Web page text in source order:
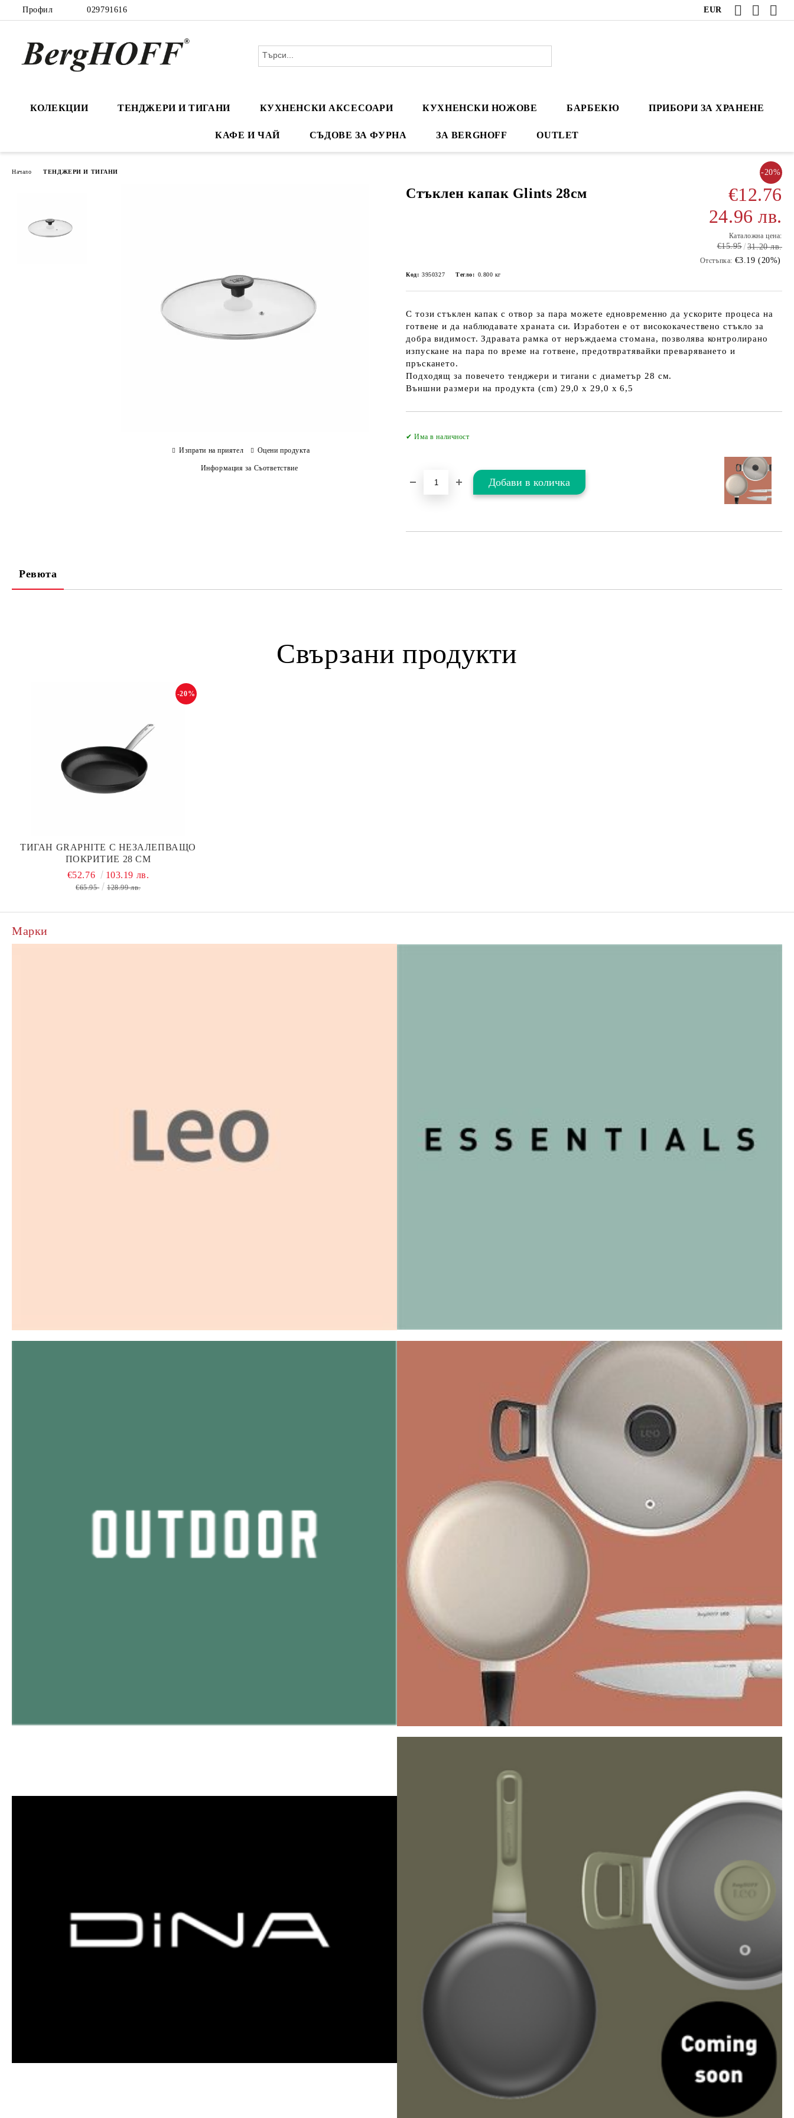
Профил 029791616 EUR
КОЛЕКЦИИ ТЕНДЖЕРИ И ТИГАНИ КУХНЕНСКИ АКСЕСОАРИ КУХНЕНСКИ НОЖОВЕ БАРБЕКЮ ПРИБОРИ ЗА ХРАНЕНЕ
КАФЕ И ЧАЙ СЪДОВЕ ЗА ФУРНА ЗА BERGHOFF OUTLET
Начало ТЕНДЖЕРИ И ТИГАНИ
Стъклен капак Glints 28см
-20%
€12.76
24.96 лв.
Каталожна цена:
€15.95 31.20 лв.
Отстъпка: €3.19 (20%)
Код: 3950327 Тегло: 0.800 кг
С този стъклен капак с отвор за пара можете едновременно да ускорите процеса на
готвене и да наблюдавате храната си. Изработен е от висококачествено стъкло за
добра видимост. Здравата рамка от неръждаема стомана, позволява контролирано
изпускане на пара по време на готвене, предотвратявайки преваряването и
пръскането.
Подходящ за повечето тенджери и тигани с диаметър 28 см.
Външни размери на продукта (cm) 29,0 х 29,0 х 6,5
✔ Има в наличност
Изпрати на приятел Оцени продукта
Информация за Съответствие
Ревюта
Свързани продукти
ТИГАН GRAPHITE С НЕЗАЛЕПВАЩО
ПОКРИТИЕ 28 СМ
-20%
€52.76 103.19 лв.
€65.95 128.99 лв.
Марки